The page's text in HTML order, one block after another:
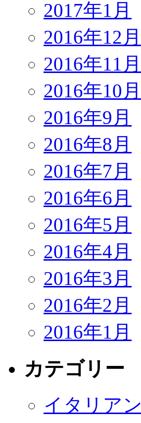
2017年1月
2016年12月
2016年11月
2016年10月
2016年9月
2016年8月
2016年7月
2016年6月
2016年5月
2016年4月
2016年3月
2016年2月
2016年1月
カテゴリー
イタリアン